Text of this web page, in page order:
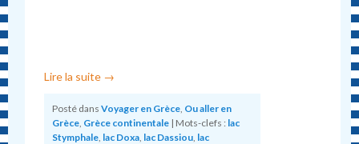
Lire la suite →
Posté dans Voyager en Grèce Ou aller en
Grèce Grèce continentale | Mots-clefs : lac
Stymphale lac Doxa lac Dassiou lac